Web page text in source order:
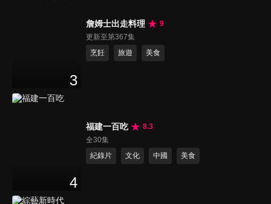
3
詹姆士出走料理
9
更新至第367集
烹飪
旅遊 美食
4
福建一百吃
8.3
全30集
紀錄片
文化 中國 美食